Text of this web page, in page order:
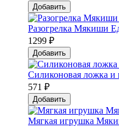
Добавить
Разогрелка Мякиши
1299 ₽
Добавить
Силиконовая ложка
571 ₽
Добавить
Мягкая игрушка